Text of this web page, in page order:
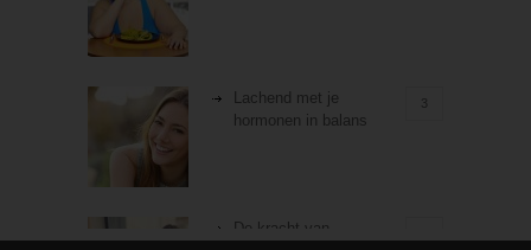
Lachend met je
hormonen in balans
3
De kracht van